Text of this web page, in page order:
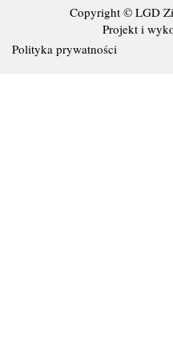
Copyright © LGD
Projekt i
Polityka prywatności